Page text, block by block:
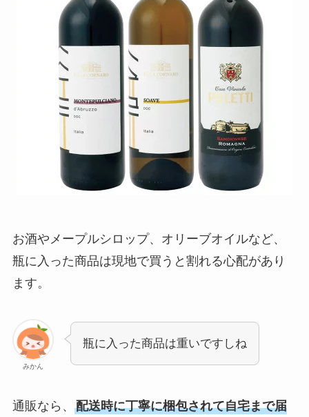
お酒やメープルシロップ、オリーブオイルなど、
瓶に入った商品は現地で買うと割れる心配があり
ます。
みかん
瓶に入った商品は重いですしね
通販なら、 配送時に丁寧に梱包されて自宅まで届